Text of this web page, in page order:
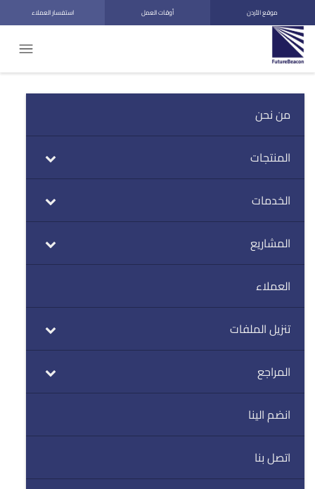
موقع الأردن أوقات العمل استفسار العملاء
من نحن
المنتجات
الخدمات
المشاريع
العملاء
تنزيل الملفات
المراجع
انضم الينا
اتصل بنا